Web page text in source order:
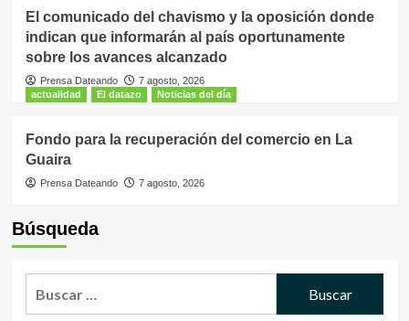
El comunicado del chavismo y la oposición donde
indican que informarán al país oportunamente
sobre los avances alcanzado
Prensa Dateando
7 agosto, 2026
actualidad
El datazo Noticias del día
Fondo para la recuperación del comercio en La
Guaira
Prensa Dateando 7 agosto, 2026
Búsqueda